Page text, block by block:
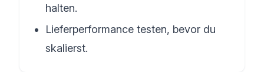
halten.
Lieferperformance testen, bevor du
skalierst.